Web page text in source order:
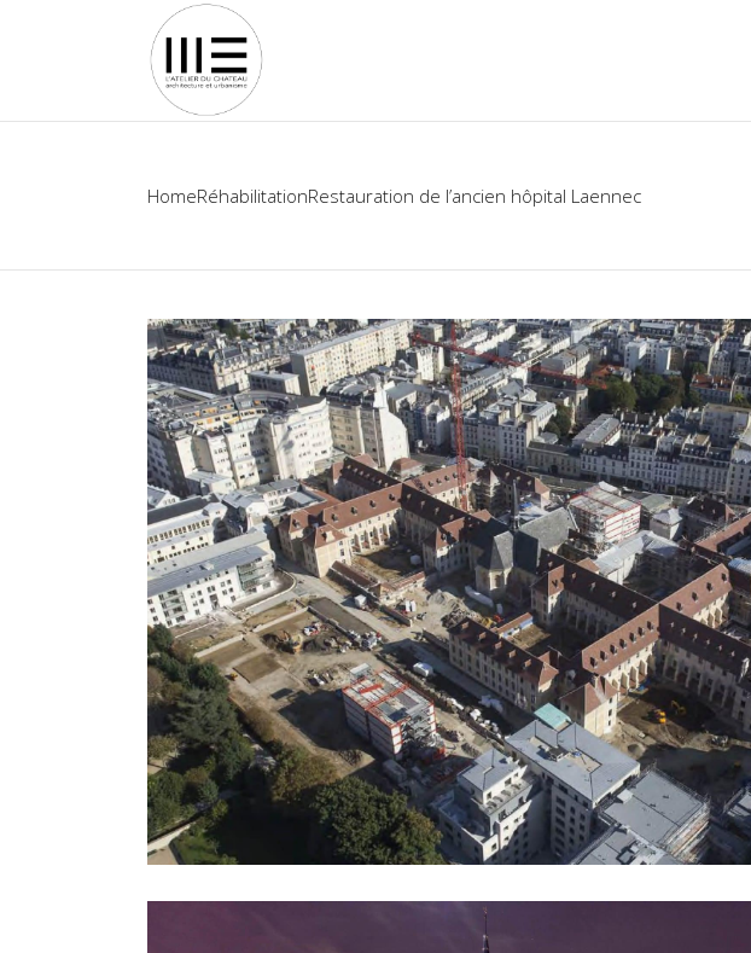
HomeRéhabilitationRestauration de l’ancien hôpital Laennec